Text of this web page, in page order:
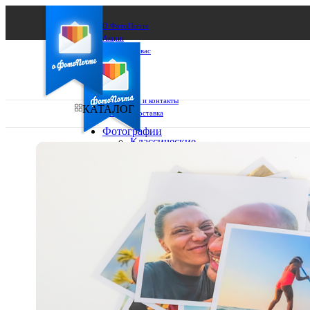
О ФотоПочте
Акции
Сделаем за вас
Бизнесу
FAQ
Франшиза
Поддержка и контакты
Оплата и доставка
Выберите из списка:
КАТАЛОГ
Фотографии
Классические
10х15
15х15
15х20
20х20
20х30
30х30
30х40
Фото
в